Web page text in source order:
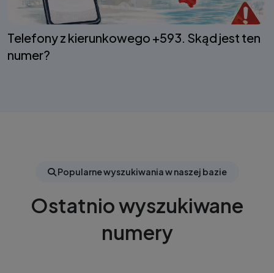
Telefony z kierunkowego +593. Skąd jest ten
numer?
Popularne wyszukiwania w naszej bazie
Ostatnio wyszukiwane
numery